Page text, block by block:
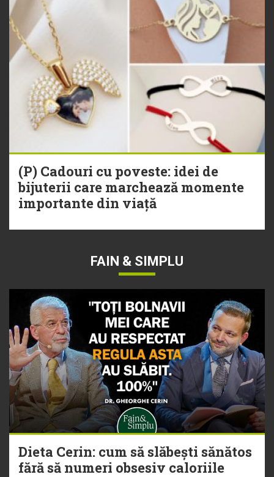
(P) Cadouri cu poveste: idei de
bijuterii care marchează momente
importante din viață
FAIN & SIMPLU
Dieta Cerin: cum să slăbești sănătos
fără să numeri obsesiv caloriile